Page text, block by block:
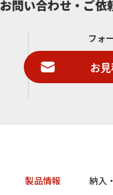
お問い合わせ・ご依
フォ
お
製品情報 納入